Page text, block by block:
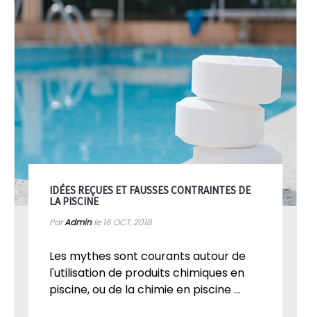
IDÉES REÇUES ET FAUSSES CONTRAINTES DE
LA PISCINE
ParAdminle 16 OCT, 2018
Les mythes sont courants autour de
l'utilisation de produits chimiques en
piscine, ou de la chimie en piscine ...